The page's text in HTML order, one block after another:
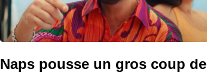
Naps pousse un gros coup de